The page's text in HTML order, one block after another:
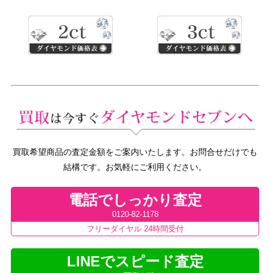
買取希望商品の査定金額をご案内いたします。お問合せだけでも
結構です。お気軽にご利用ください。
電話でしっかり査定
0120-82-1178
フリーダイヤル 24時間受付
LINEでスピード査定